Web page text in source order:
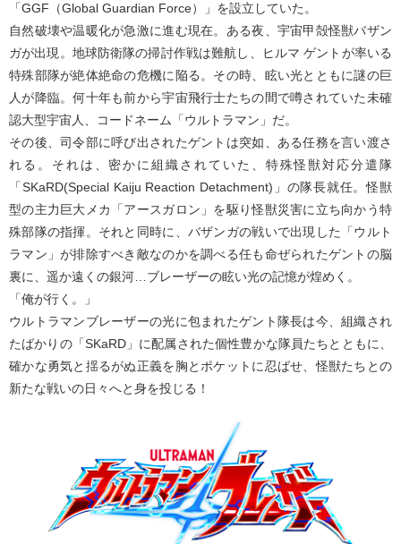
「GGF（Global Guardian Force）」を設立していた。
自然破壊や温暖化が急激に進む現在。ある夜、宇宙甲殻怪獣バザン
ガが出現。地球防衛隊の掃討作戦は難航し、ヒルマ ゲントが率いる
特殊部隊が絶体絶命の危機に陥る。その時、眩い光とともに謎の巨
人が降臨。何十年も前から宇宙飛行士たちの間で噂されていた未確
認大型宇宙人、コードネーム「ウルトラマン」だ。
その後、司令部に呼び出されたゲントは突如、ある任務を言い渡さ
れる。それは、密かに組織されていた、特殊怪獣対応分遣隊
「SKaRD(Special Kaiju Reaction Detachment)」の隊長就任。怪獣
型の主力巨大メカ「アースガロン」を駆り怪獣災害に立ち向かう特
殊部隊の指揮。それと同時に、バザンガの戦いで出現した「ウルト
ラマン」が排除すべき敵なのかを調べる任も命ぜられたゲントの脳
裏に、遥か遠くの銀河…ブレーザーの眩い光の記憶が煌めく。
「俺が行く。」
ウルトラマンブレーザーの光に包まれたゲント隊長は今、組織され
たばかりの「SKaRD」に配属された個性豊かな隊員たちとともに、
確かな勇気と揺るがぬ正義を胸とポケットに忍ばせ、怪獣たちとの
新たな戦いの日々へと身を投じる！